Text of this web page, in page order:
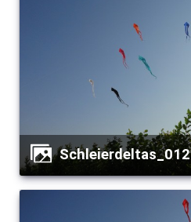
Schleierdeltas_012